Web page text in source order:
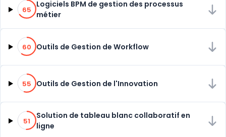
65% de compatibilité
65
Logiciels BPM de gestion des processus
métier
60% de compatibilité
60 Outils de Gestion de Workflow
55% de compatibilité
55 Outils de Gestion de l'Innovation
51% de compatibilité
51
Solution de tableau blanc collaboratif en
ligne